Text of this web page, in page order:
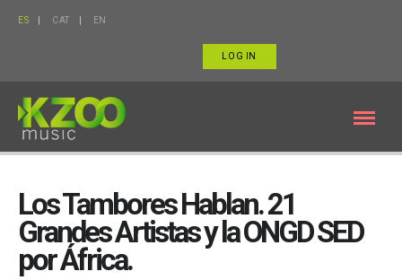
ES CAT EN
LOG IN
Los Tambores Hablan. 21
Grandes Artistas y la ONGD SED
por África.